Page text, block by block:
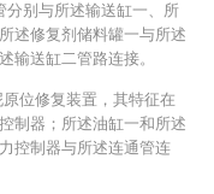
分别与所述输送缸一、所
述修复剂储料罐一与所述
输送缸二管路连接。
位修复装置，其特征在
制器；所述油缸一和所述
控制器与所述连通管连